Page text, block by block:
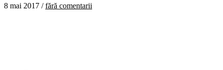
8 mai 2017 /fără comentarii